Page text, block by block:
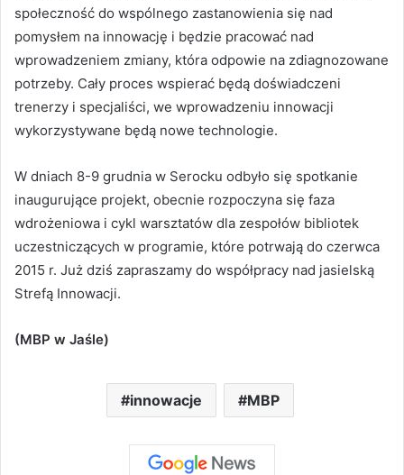
społeczność do wspólnego zastanowienia się nad
pomysłem na innowację i będzie pracować nad
wprowadzeniem zmiany, która odpowie na zdiagnozowane
potrzeby. Cały proces wspierać będą doświadczeni
trenerzy i specjaliści, we wprowadzeniu innowacji
wykorzystywane będą nowe technologie.
W dniach 8-9 grudnia w Serocku odbyło się spotkanie
inaugurujące projekt, obecnie rozpoczyna się faza
wdrożeniowa i cykl warsztatów dla zespołów bibliotek
uczestniczących w programie, które potrwają do czerwca
2015 r. Już dziś zapraszamy do współpracy nad jasielską
Strefą Innowacji.
(MBP w Jaśle)
innowacje MBP